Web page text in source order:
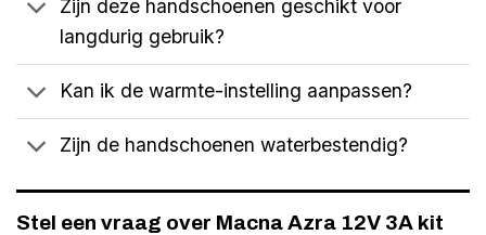
Zijn deze handschoenen geschikt voor
langdurig gebruik?
Kan ik de warmte-instelling aanpassen?
Zijn de handschoenen waterbestendig?
Stel een vraag over Macna Azra 12V 3A kit